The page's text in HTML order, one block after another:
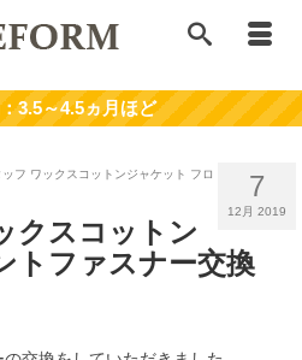
7
12月 2019
フ ワックスコットンジャケット フロ
クスコットン
トファスナー交換